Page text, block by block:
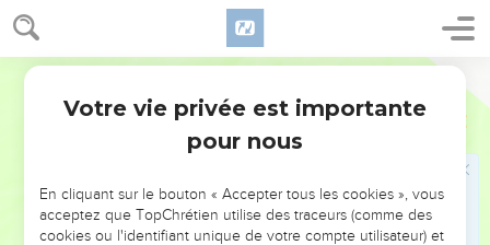
1 Chroniques 6
59 de la tribu d’Aser, Machal et ses abords ; Abdôn et ses
abords,
et de la tribu de Nephthali, Qédech en Galilée et ses
abords, Hammôn et ses abords, Qiryataïm et ses abords.
tribu de Zabulon, Rimmono et ses abords, Thabor et ses
abords ;
Votre vie privée est importante
pour nous
En cliquant sur le bouton « Accepter tous les cookies », vous
acceptez que TopChrétien utilise des traceurs (comme des
cookies ou l'identifiant unique de votre compte utilisateur) et